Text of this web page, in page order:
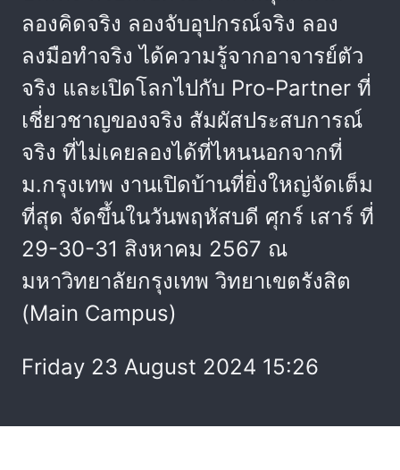
ลองคิดจริง ลองจับอุปกรณ์จริง ลอง
ลงมือทำจริง ได้ความรู้จากอาจารย์ตัว
จริง และเปิดโลกไปกับ Pro-Partner ที่
เชี่ยวชาญของจริง สัมผัสประสบการณ์
จริง ที่ไม่เคยลองได้ที่ไหนนอกจากที่
ม.กรุงเทพ งานเปิดบ้านที่ยิ่งใหญ่จัดเต็ม
ที่สุด จัดขึ้นในวันพฤหัสบดี ศุกร์ เสาร์ ที่
29-30-31 สิงหาคม 2567 ณ
มหาวิทยาลัยกรุงเทพ วิทยาเขตรังสิต
(Main Campus)
Friday 23 August 2024 15:26